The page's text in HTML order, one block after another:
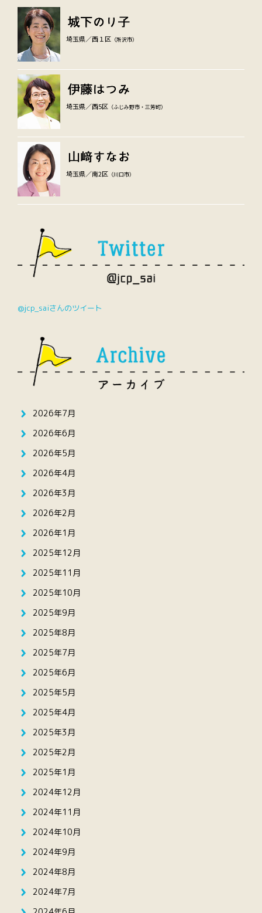
埼玉県／西１区 （所沢市）
埼玉県／西5区 （ふじみ野市・三芳町）
埼玉県／南2区 （川口市）
@jcp_saiさんのツイート
2026年7月
2026年6月
2026年5月
2026年4月
2026年3月
2026年2月
2026年1月
2025年12月
2025年11月
2025年10月
2025年9月
2025年8月
2025年7月
2025年6月
2025年5月
2025年4月
2025年3月
2025年2月
2025年1月
2024年12月
2024年11月
2024年10月
2024年9月
2024年8月
2024年7月